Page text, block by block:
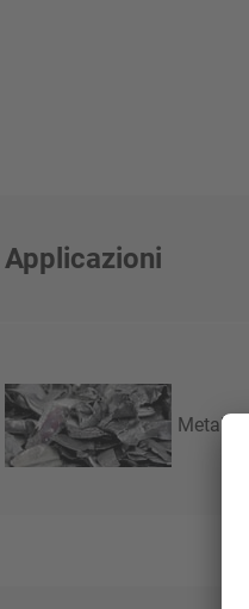
Applicazioni
Metalli